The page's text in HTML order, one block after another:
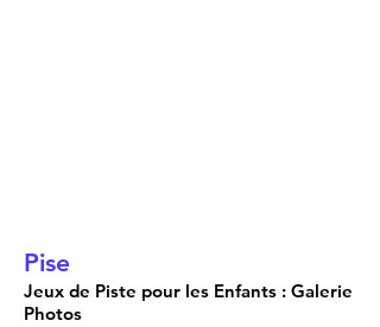
Pise
Jeux de Piste pour les Enfants : Galerie
Photos